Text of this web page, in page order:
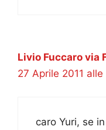
Livio Fuccaro via
27 Aprile 2011
caro Yuri, se